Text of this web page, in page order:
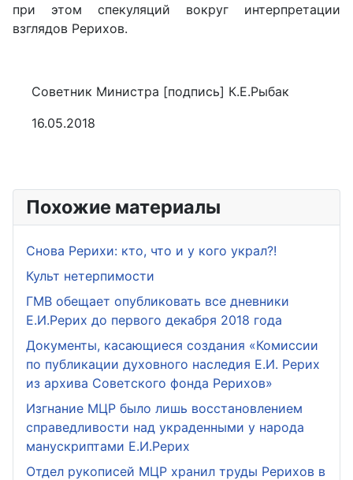
при этом спекуляций вокруг интерпретации
взглядов Рерихов.
Советник Министра [подпись] К.Е.Рыбак
16.05.2018
Похожие материалы
Снова Рерихи: кто, что и у кого украл?!
Культ нетерпимости
ГМВ обещает опубликовать все дневники
Е.И.Рерих до первого декабря 2018 года
Документы, касающиеся создания «Комиссии
по публикации духовного наследия Е.И. Рерих
из архива Советского фонда Рерихов»
Изгнание МЦР было лишь восстановлением
справедливости над украденными у народа
манускриптами Е.И.Рерих
Отдел рукописей МЦР хранил труды Рерихов в